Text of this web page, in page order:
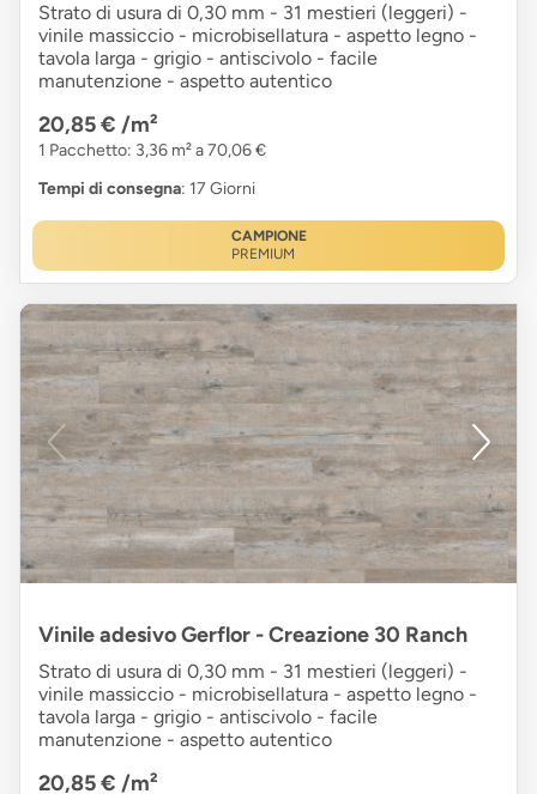
Strato di usura di 0,30 mm - 31 mestieri (leggeri) -
vinile massiccio - microbisellatura - aspetto legno -
tavola larga - grigio - antiscivolo - facile
manutenzione - aspetto autentico
20,85 € /m²
1 Pacchetto: 3,36 m² a 70,06 €
Tempi di consegna: 17 Giorni
CAMPIONE
PREMIUM
Vinile adesivo Gerflor - Creazione 30 Ranch
Strato di usura di 0,30 mm - 31 mestieri (leggeri) -
vinile massiccio - microbisellatura - aspetto legno -
tavola larga - grigio - antiscivolo - facile
manutenzione - aspetto autentico
20,85 € /m²